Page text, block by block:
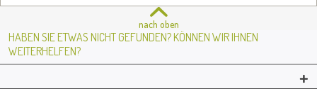
nach oben
HABEN SIE ETWAS NICHT GEFUNDEN? KÖNNEN WIR IHNEN
WEITERHELFEN?